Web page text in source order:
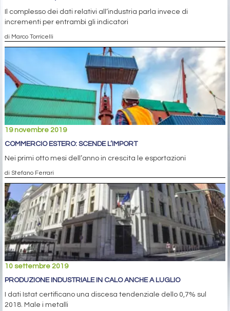
Il complesso dei dati relativi all’industria parla invece di
incrementi per entrambi gli indicatori
di Marco Torricelli
19 novembre 2019
COMMERCIO ESTERO: SCENDE L’IMPORT
Nei primi otto mesi dell’anno in crescita le esportazioni
di Stefano Ferrari
10 settembre 2019
PRODUZIONE INDUSTRIALE IN CALO ANCHE A LUGLIO
I dati Istat certificano una discesa tendenziale dello 0,7% sul
2018. Male i metalli